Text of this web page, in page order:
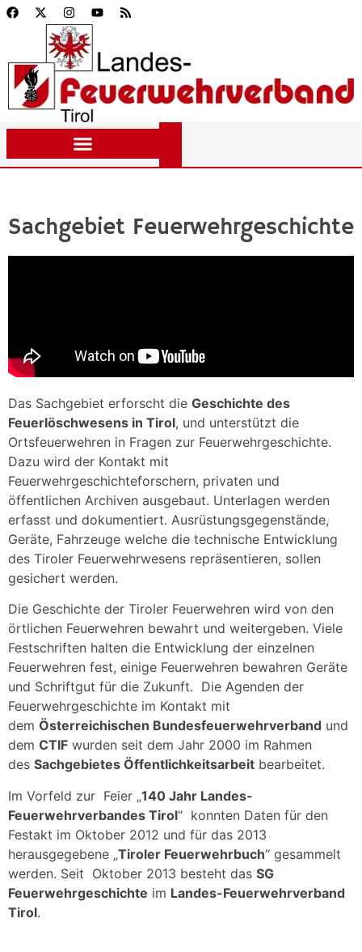
Sachgebiet Feuerwehrgeschichte
Das Sachgebiet erforscht die Geschichte des
Feuerlöschwesens in Tirol, und unterstützt die
Ortsfeuerwehren in Fragen zur Feuerwehrgeschichte.
Dazu wird der Kontakt mit
Feuerwehrgeschichteforschern, privaten und
öffentlichen Archiven ausgebaut. Unterlagen werden
erfasst und dokumentiert. Ausrüstungsgegenstände,
Geräte, Fahrzeuge welche die technische Entwicklung
des Tiroler Feuerwehrwesens repräsentieren, sollen
gesichert werden.
Die Geschichte der Tiroler Feuerwehren wird von den
örtlichen Feuerwehren bewahrt und weitergeben. Viele
Festschriften halten die Entwicklung der einzelnen
Feuerwehren fest, einige Feuerwehren bewahren Geräte
und Schriftgut für die Zukunft. Die Agenden der
Feuerwehrgeschichte im Kontakt mit
dem Österreichischen Bundesfeuerwehrverband und
dem CTIF wurden seit dem Jahr 2000 im Rahmen
des Sachgebietes Öffentlichkeitsarbeit bearbeitet.
Im Vorfeld zur Feier „140 Jahr Landes-
Feuerwehrverbandes Tirol“ konnten Daten für den
Festakt im Oktober 2012 und für das 2013
herausgegebene „Tiroler Feuerwehrbuch“ gesammelt
werden. Seit Oktober 2013 besteht das SG
Feuerwehrgeschichte im Landes-Feuerwehrverband
Tirol.